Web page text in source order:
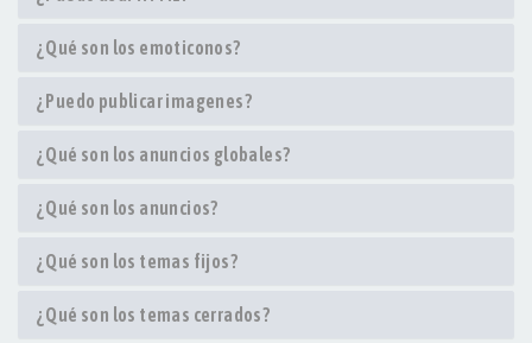
¿Qué son los emoticonos?
¿Puedo publicar imagenes?
¿Qué son los anuncios globales?
¿Qué son los anuncios?
¿Qué son los temas fijos?
¿Qué son los temas cerrados?